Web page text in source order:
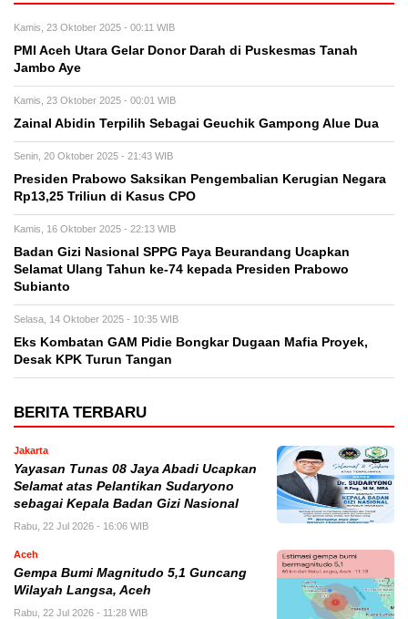
Kamis, 23 Oktober 2025 - 00:11 WIB
PMI Aceh Utara Gelar Donor Darah di Puskesmas Tanah
Jambo Aye
Kamis, 23 Oktober 2025 - 00:01 WIB
Zainal Abidin Terpilih Sebagai Geuchik Gampong Alue Dua
Senin, 20 Oktober 2025 - 21:43 WIB
Presiden Prabowo Saksikan Pengembalian Kerugian Negara
Rp13,25 Triliun di Kasus CPO
Kamis, 16 Oktober 2025 - 22:13 WIB
Badan Gizi Nasional SPPG Paya Beurandang Ucapkan
Selamat Ulang Tahun ke-74 kepada Presiden Prabowo
Subianto
Selasa, 14 Oktober 2025 - 10:35 WIB
Eks Kombatan GAM Pidie Bongkar Dugaan Mafia Proyek,
Desak KPK Turun Tangan
BERITA TERBARU
Jakarta
Yayasan Tunas 08 Jaya Abadi Ucapkan
Selamat atas Pelantikan Sudaryono
sebagai Kepala Badan Gizi Nasional
Rabu, 22 Jul 2026 - 16:06 WIB
Aceh
Gempa Bumi Magnitudo 5,1 Guncang
Wilayah Langsa, Aceh
Rabu, 22 Jul 2026 - 11:28 WIB